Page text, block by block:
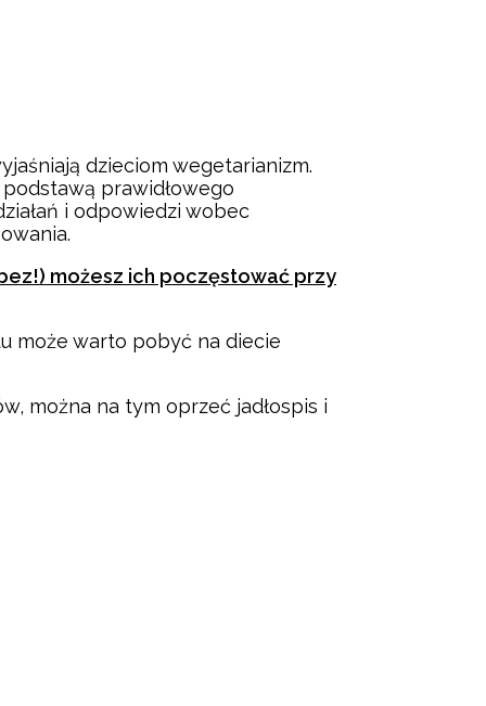
dzieciom wegetarianizm.
prawidłowego
i odpowiedzi wobec
możesz ich poczęstować przy
może warto pobyć na diecie
można na tym oprzeć jadłospis i